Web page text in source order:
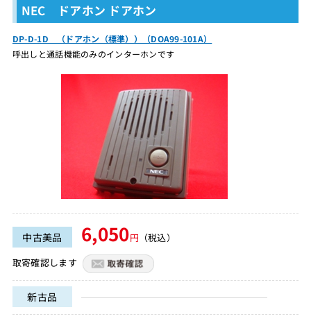
NEC ドアホン ドアホン
DP-D-1D （ドアホン（標準））（DOA99-101A）
呼出しと通話機能のみのインターホンです
中古美品 6,050円 （税込）
取寄確認します
新古品